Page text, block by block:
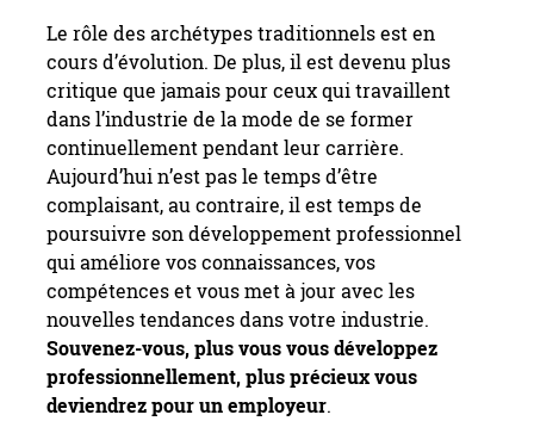
Le rôle des archétypes traditionnels est en
cours d’évolution. De plus, il est devenu plus
critique que jamais pour ceux qui travaillent
dans l’industrie de la mode de se former
continuellement pendant leur carrière.
Aujourd’hui n’est pas le temps d’être
complaisant, au contraire, il est temps de
poursuivre son développement professionnel
qui améliore vos connaissances, vos
compétences et vous met à jour avec les
nouvelles tendances dans votre industrie.
Souvenez-vous, plus vous vous développez
professionnellement, plus précieux vous
deviendrez pour un employeur.